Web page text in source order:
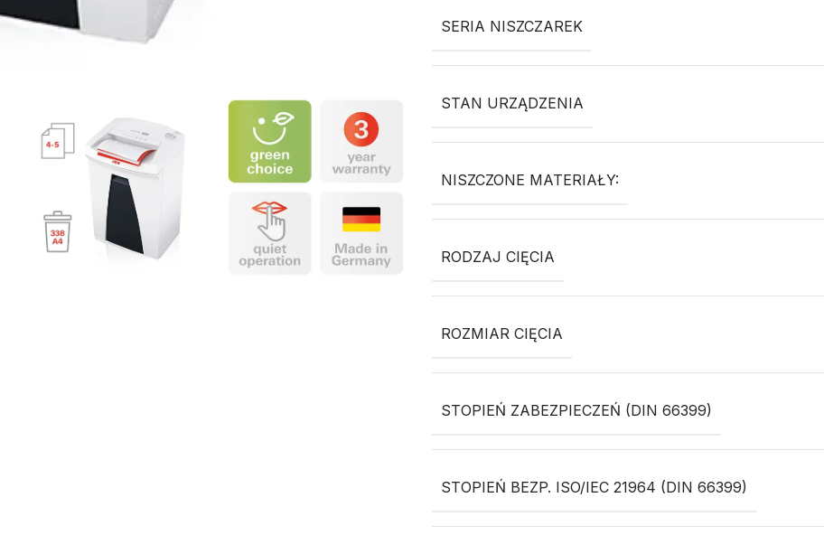
SERIA NISZCZAREK
STAN URZĄDZENIA
NISZCZONE MATERIAŁY:
RODZAJ CIĘCIA
ROZMIAR CIĘCIA
STOPIEŃ ZABEZPIECZEŃ (DIN 66399)
STOPIEŃ BEZP. ISO/IEC 21964 (DIN 66399)